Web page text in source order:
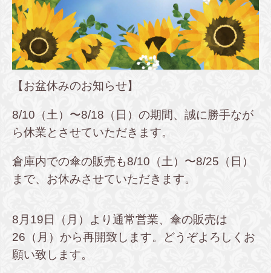
【お盆休みのお知らせ】
8/10（土）〜8/18（日）の期間、誠に勝手なが
ら休業とさせていただきます。
倉庫内での傘の販売も8/10（土）〜8/25（日）
まで、お休みさせていただきます。
8月19日（月）より通常営業、傘の販売は
26（月）から再開致します。どうぞよろしくお
願い致します。